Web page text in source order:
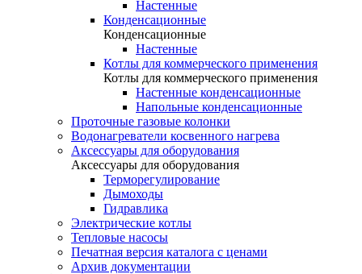
Настенные
Конденсационные
Конденсационные
Настенные
Котлы для коммерческого применения
Котлы для коммерческого применения
Настенные конденсационные
Напольные конденсационные
Проточные газовые колонки
Водонагреватели косвенного нагрева
Аксессуары для оборудования
Аксессуары для оборудования
Терморегулирование
Дымоходы
Гидравлика
Электрические котлы
Тепловые насосы
Печатная версия каталога с ценами
Архив документации